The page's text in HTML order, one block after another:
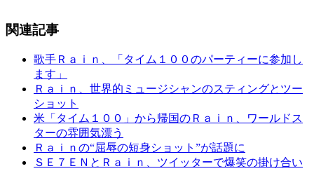
関連記事
歌手Ｒａｉｎ、「タイム１００のパーティーに参加し
ます」
Ｒａｉｎ、世界的ミュージシャンのスティングとツー
ショット
米「タイム１００」から帰国のＲａｉｎ、ワールドス
ターの雰囲気漂う
Ｒａｉｎの“屈辱の短身ショット”が話題に
ＳＥ７ＥＮとＲａｉｎ、ツイッターで爆笑の掛け合い